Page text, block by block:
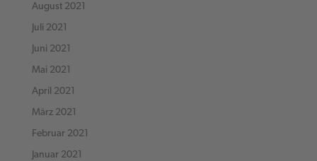
August 2021
Juli 2021
Juni 2021
Mai 2021
April 2021
März 2021
Februar 2021
Januar 2021